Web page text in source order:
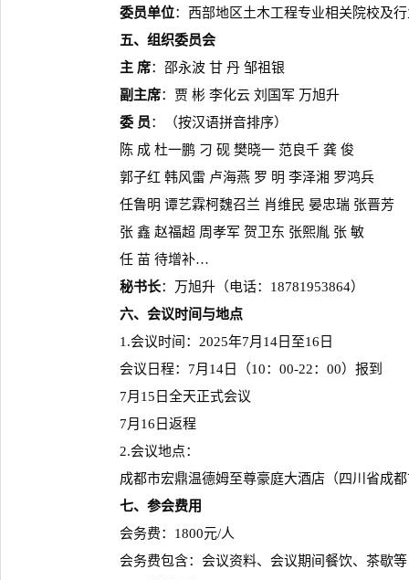
委员单位：西部地区土木工程专业相关院校及
五、组织委员会
主 席：邵永波 甘 丹 邹祖银
副主席：贾 彬 李化云 刘国军 万旭升
委 员：（按汉语拼音排序）
陈 成 杜一鹏 刁 砚 樊晓一 范良千 龚 俊
郭子红 韩风雷 卢海燕 罗 明 李泽湘 罗鸿兵
任鲁明 谭艺霖柯魏召兰 肖维民 晏忠瑞 张晋芳
张 鑫 赵福超 周孝军 贺卫东 张熙胤 张 敏
任 苗 待增补…
秘书长：万旭升（电话：18781953864）
六、会议时间与地点
1.会议时间：2025年7月14日至16日
会议日程：7月14日（10：00-22：00）报到
7月15日全天正式会议
7月16日返程
2.会议地点：
成都市宏鼎温德姆至尊豪庭大酒店（四川省成都
七、参会费用
会务费：1800元/人
会务费包含：会议资料、会议期间餐饮、茶歇等